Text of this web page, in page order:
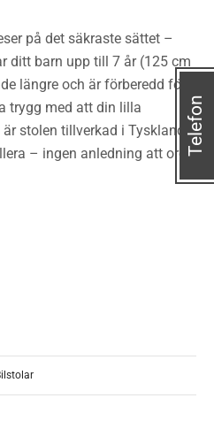
på det säkraste sättet –
ditt barn upp till 7 år (125 cm
längre och är förberedd för
trygg med att din lilla
stolen tillverkad i Tyskland,
– ingen anledning att oroaTelefon